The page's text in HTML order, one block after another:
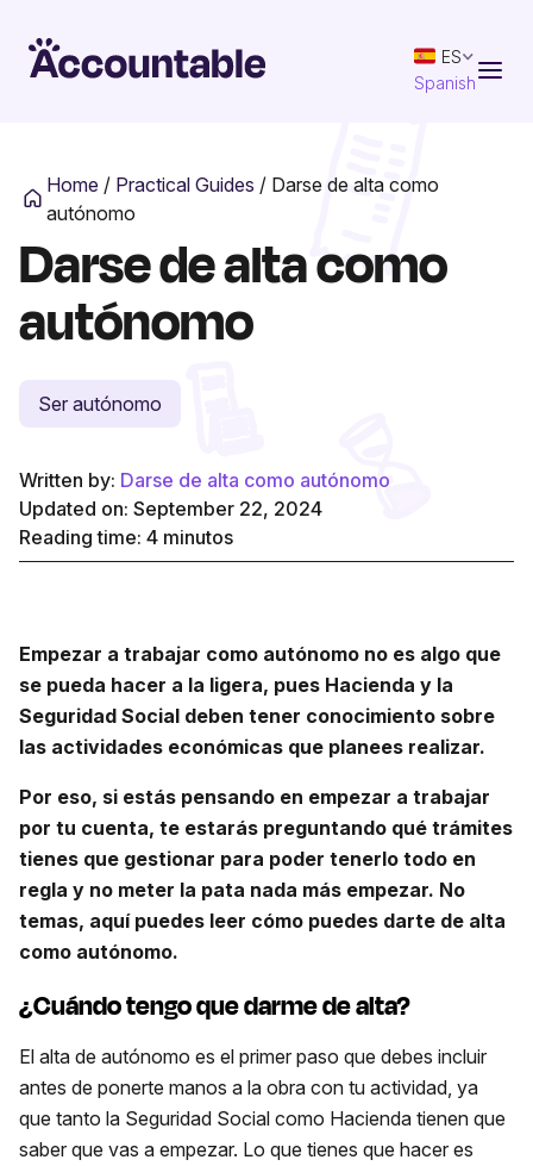
ES
Spanish
Home / Practical Guides / Darse de alta como
autónomo
Darse de alta como
autónomo
Ser autónomo
Written by: Darse de alta como autónomo
Updated on: September 22, 2024
Reading time: 4 minutos
Empezar a trabajar como autónomo no es algo que
se pueda hacer a la ligera, pues Hacienda y la
Seguridad Social deben tener conocimiento sobre
las actividades económicas que planees realizar.
Por eso, si estás pensando en empezar a trabajar
por tu cuenta, te estarás preguntando qué trámites
tienes que gestionar para poder tenerlo todo en
regla y no meter la pata nada más empezar. No
temas, aquí puedes leer cómo puedes darte de alta
como autónomo.
¿Cuándo tengo que darme de alta?
El alta de autónomo es el primer paso que debes incluir
antes de ponerte manos a la obra con tu actividad, ya
que tanto la Seguridad Social como Hacienda tienen que
saber que vas a empezar. Lo que tienes que hacer es